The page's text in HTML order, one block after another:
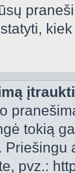
tokią
pvz.: